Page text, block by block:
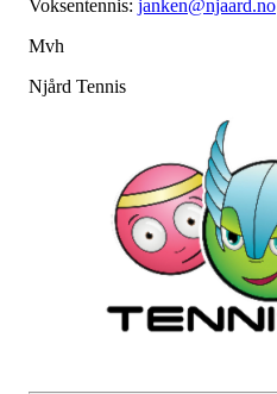
Voksentennis: janken@njaard.no
Mvh
Njård Tennis